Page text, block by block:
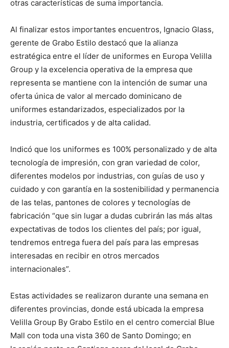
otras características de suma importancia.
Al finalizar estos importantes encuentros, Ignacio Glass,
gerente de Grabo Estilo destacó que la alianza
estratégica entre el líder de uniformes en Europa Velilla
Group y la excelencia operativa de la empresa que
representa se mantiene con la intención de sumar una
oferta única de valor al mercado dominicano de
uniformes estandarizados, especializados por la
industria, certificados y de alta calidad.
Indicó que los uniformes es 100% personalizado y de alta
tecnología de impresión, con gran variedad de color,
diferentes modelos por industrias, con guías de uso y
cuidado y con garantía en la sostenibilidad y permanencia
de las telas, pantones de colores y tecnologías de
fabricación “que sin lugar a dudas cubrirán las más altas
expectativas de todos los clientes del país; por igual,
tendremos entrega fuera del país para las empresas
interesadas en recibir en otros mercados
internacionales”.
Estas actividades se realizaron durante una semana en
diferentes provincias, donde está ubicada la empresa
Velilla Group By Grabo Estilo en el centro comercial Blue
Mall con toda una vista 360 de Santo Domingo; en